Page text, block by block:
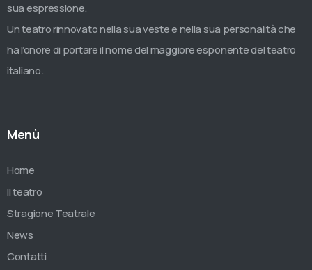
sua espressione.
Un teatro rinnovato nella sua veste e nella sua personalità che
ha l’onore di portare il nome del maggiore esponente del teatro
italiano.
Menù
Home
Il teatro
Stragione Teatrale
News
Contatti